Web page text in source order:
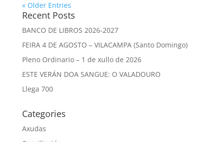
« Older Entries
Recent Posts
BANCO DE LIBROS 2026-2027
FEIRA 4 DE AGOSTO – VILACAMPA (Santo Domingo)
Pleno Ordinario – 1 de xullo de 2026
ESTE VERÁN DOA SANGUE: O VALADOURO
Llega 700
Categories
Axudas